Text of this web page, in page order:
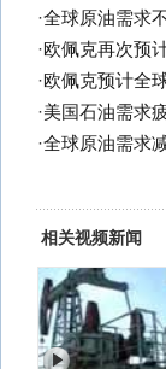
·全球原油需求
·欧佩克再次预
·欧佩克预计全
·美国石油需求
·全球原油需求
相关视频新闻